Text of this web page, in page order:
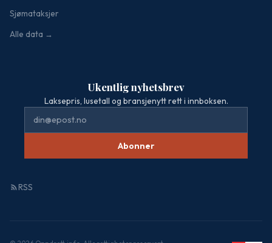
Sjømataksjer
Alle data →
Ukentlig nyhetsbrev
Laksepris, lusetall og bransjenytt rett i innboksen.
Abonner
RSS